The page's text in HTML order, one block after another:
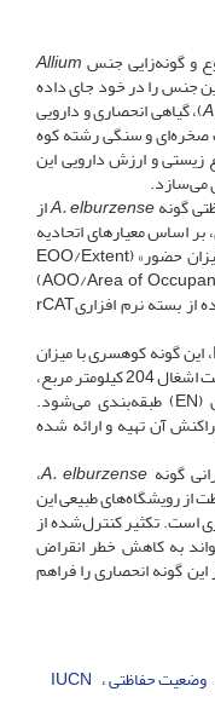
و گونه‌زایی جنسAllium
و بیش از 120 گونه از این جنس را در خود جای داده
)، گیاهی انحصاری و دارویی
صخره‌ای و سنگی رشته کوه‌
زیستی و ارزش دارویی این
می‌سازد.
گونهA. elburzenseاز
بر اساس معیارهای اتحادیه
بین‌المللی حفاظت از طبیعت (IUCN) شامل «میزان حضور» (EOO/Extent
of Occurrence) و «سطح تحت اشغال» (AOO/Area of Occupancy)
گونه ارزیابی شد. تعیین این معیارها با استفاده از بسته نرم افزاریrCAT
: بر اساس معیارهای مورد بررسی IUCN، این گونه کوهسری با میزان
حضور 9/8997 کیلومتر مربع و سطح منطقه تحت اشغال 204 کیلومتر مربع،
در دسته گونه‌های در معرض خطر انقراض (EN) طبقه‌بندی می‌شود.
آن تهیه و ارائه شده
گونه A. elburzense،
از رویشگاه‌های طبیعی این
است. تکثیر کنترل‌شده از
به کاهش خطر انقراض
گونه انحصاری را فراهم
وضعیت حفاظتی IUCN